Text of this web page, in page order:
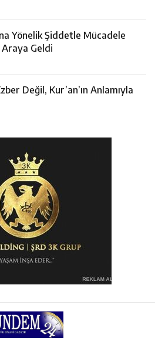
Yönelik Şiddetle Mücadele
Geldi
Değil, Kur’an’ın Anlamıyla